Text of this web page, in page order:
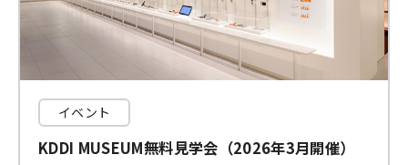
イベント
KDDI MUSEUM無料見学会（2026年3月開催）